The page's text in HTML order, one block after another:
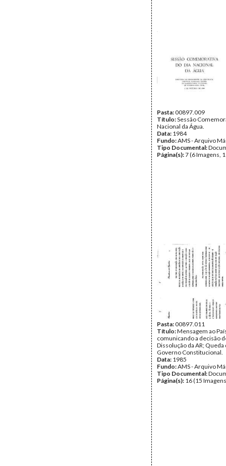
Pasta:00897.009
Título:Sessão
Nacional da Água.
Data: 1984
Fundo:AMS - Arquivo
Tipo Documental:
Página(s):7 (6 Imagens,
Pasta:00897.011
Título:Mensagem ao
comunicando a decisão
Dissolução da AR; Queda
Governo Constitucional.
Data: 1985
Fundo:AMS - Arquivo
Tipo Documental:
Página(s): 16 (15